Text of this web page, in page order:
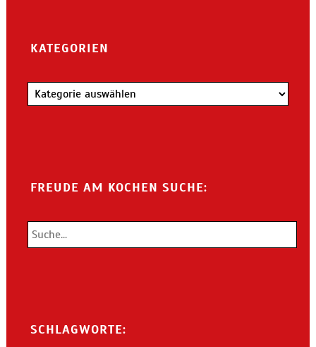
KATEGORIEN
Kategorien
FREUDE AM KOCHEN SUCHE:
SCHLAGWORTE: